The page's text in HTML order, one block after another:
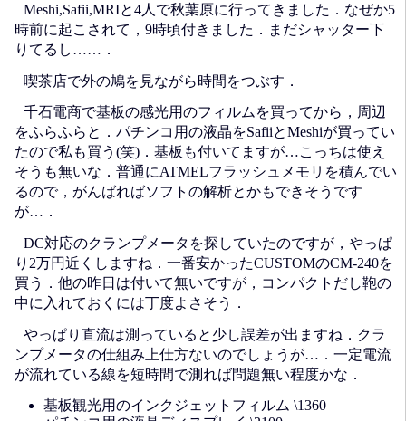
Meshi,Safii,MRIと4人で秋葉原に行ってきました．なぜか5
時前に起こされて，9時頃付きました．まだシャッター下
りてるし……．
喫茶店で外の鳩を見ながら時間をつぶす．
千石電商で基板の感光用のフィルムを買ってから，周辺
をふらふらと．パチンコ用の液晶をSafiiとMeshiが買ってい
たので私も買う(笑)．基板も付いてますが…こっちは使え
そうも無いな．普通にATMELフラッシュメモリを積んでい
るので，がんばればソフトの解析とかもできそうです
が…．
DC対応のクランプメータを探していたのですが，やっぱ
り2万円近くしますね．一番安かったCUSTOMのCM-240を
買う．他の昨日は付いて無いですが，コンパクトだし鞄の
中に入れておくには丁度よさそう．
やっぱり直流は測っていると少し誤差が出ますね．クラ
ンプメータの仕組み上仕方ないのでしょうが…．一定電流
が流れている線を短時間で測れば問題無い程度かな．
基板観光用のインクジェットフィルム \1360